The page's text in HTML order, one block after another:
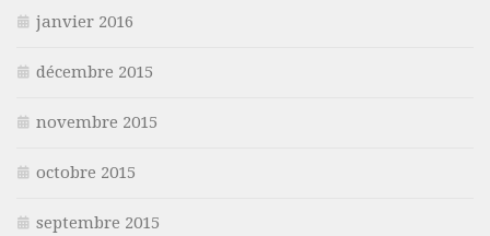
janvier 2016
décembre 2015
novembre 2015
octobre 2015
septembre 2015